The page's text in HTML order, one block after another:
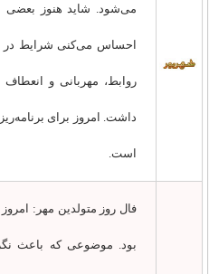
می‌شود. شاید هنوز بعضی
احساس می‌کنی شرایط در
روابط، مهربانی و انعطاف
داشت. امروز برای
است.
فال روز متولدین مهر:
بود. موضوعی که باعث